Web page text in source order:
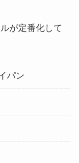
が定番化して
パン